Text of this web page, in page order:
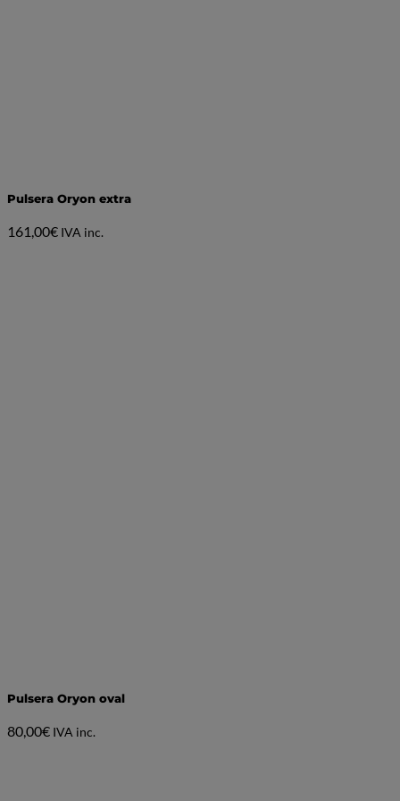
Pulsera Oryon extra
161,00€ IVA inc.
Pulsera Oryon oval
80,00€ IVA inc.